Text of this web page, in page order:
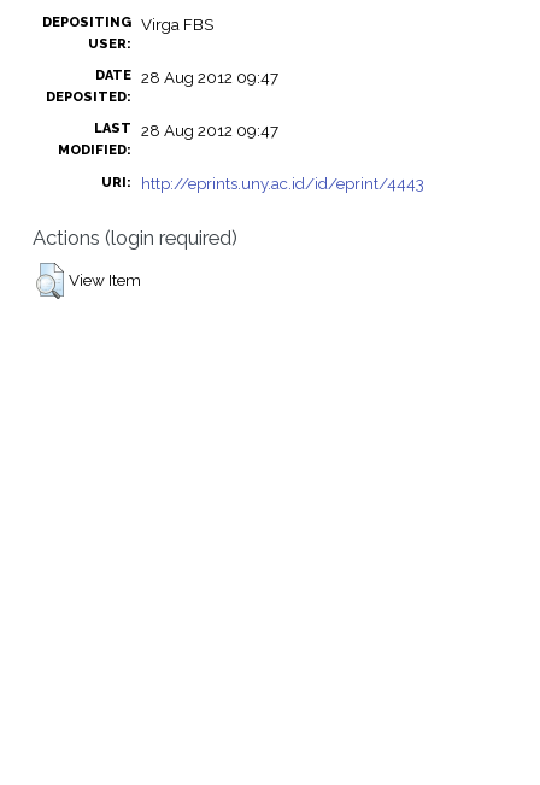
DEPOSITING
USER:
Virga FBS
DATE
DEPOSITED:
28 Aug 2012 09:47
LAST
MODIFIED:
28 Aug 2012 09:47
URI: http://eprints.uny.ac.id/id/eprint/4443
Actions (login required)
View Item